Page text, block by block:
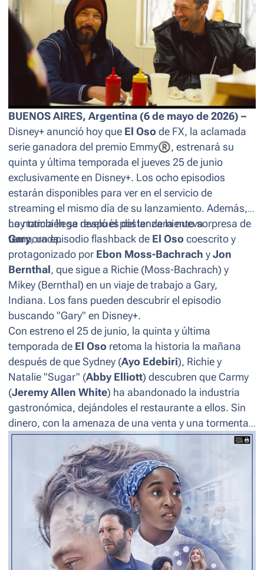
BUENOS AIRES, Argentina (6 de mayo de 2026) –
Disney+ anunció hoy que El Oso de FX, la aclamada
serie ganadora del premio Emmy®, estrenará su
quinta y última temporada el jueves 25 de junio
exclusivamente en Disney+. Los ocho episodios
estarán disponibles para ver en el servicio de
streaming el mismo día de su lanzamiento. Además,
hoy también se reveló el póster de la nueva
temporada.
La noticia llega después del lanzamiento sorpresa de
Gary, un episodio flashback de El Oso coescrito y
protagonizado por Ebon Moss-Bachrach y Jon
Bernthal, que sigue a Richie (Moss-Bachrach) y
Mikey (Bernthal) en un viaje de trabajo a Gary,
Indiana. Los fans pueden descubrir el episodio
buscando "Gary" en Disney+.
Con estreno el 25 de junio, la quinta y última
temporada de El Oso retoma la historia la mañana
después de que Sydney (Ayo Edebiri), Richie y
Natalie "Sugar" (Abby Elliott) descubren que Carmy
(Jeremy Allen White) ha abandonado la industria
gastronómica, dejándoles el restaurante a ellos. Sin
dinero, con la amenaza de una venta y una tormenta
torrencial en camino, los nuevos socios deberán
unirse con el resto del equipo para lograr un último
servicio, con la esperanza de finalmente obtener una
estrella Michelin. Al final, aprenderán que lo que hace
"perfecto" a un restaurante quizá no sea la comida,
sino las personas.